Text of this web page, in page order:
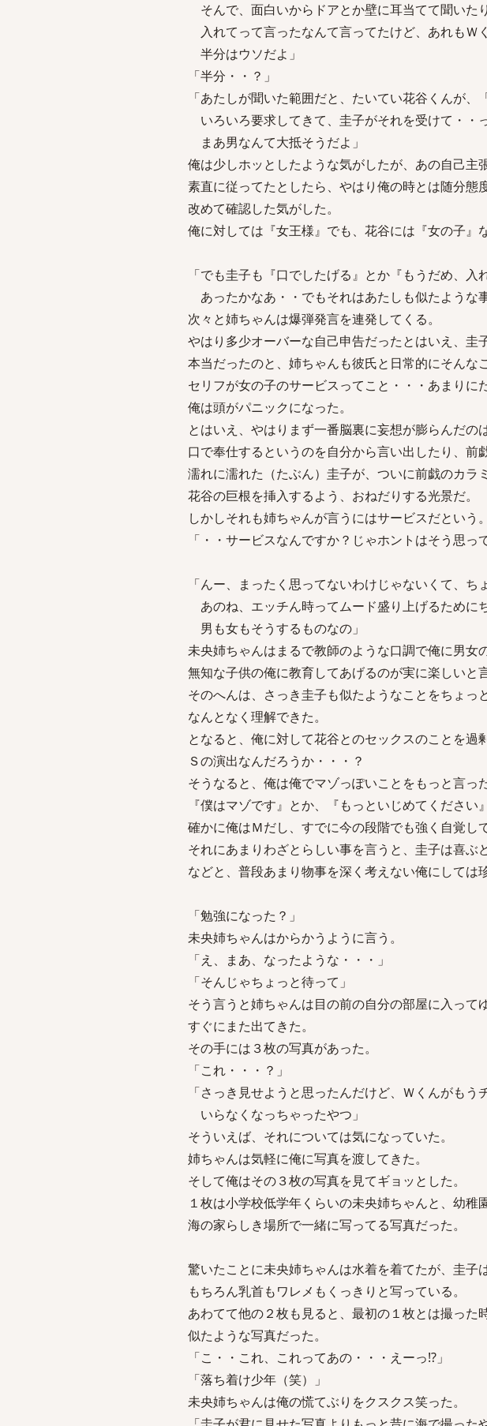
そんで、面白いからドアとか壁に耳当てて聞いた
入れてって言ったなんて言ってたけど、あれもＷ
半分はウソだよ」
「半分・・？」
「あたしが聞いた範囲だと、たいてい花谷くんが、
いろいろ要求してきて、圭子がそれを受けて・・
まあ男なんて大抵そうだよ」
俺は少しホッとしたような気がしたが、あの自己主
素直に従ってたとしたら、やはり俺の時とは随分態
改めて確認した気がした。
俺に対しては『女王様』でも、花谷には『女の子』な
「でも圭子も『口でしたげる』とか『もうだめ、入
あったかなあ・・でもそれはあたしも似たような
次々と姉ちゃんは爆弾発言を連発してくる。
やはり多少オーバーな自己申告だったとはいえ、圭
本当だったのと、姉ちゃんも彼氏と日常的にそんな
セリフが女の子のサービスってこと・・・あまりに
俺は頭がパニックになった。
とはいえ、やはりまず一番脳裏に妄想が膨らんだ
口で奉仕するというのを自分から言い出したり、前
濡れに濡れた（たぶん）圭子が、ついに前戯のカラ
花谷の巨根を挿入するよう、おねだりする光景だ。
しかしそれも姉ちゃんが言うにはサービスだという。
「・・サービスなんですか？じゃホントはそう思っ
「んー、まったく思ってないわけじゃないくて、
あのね、エッチん時ってムード盛り上げるために
男も女もそうするものなの」
未央姉ちゃんはまるで教師のような口調で俺に男女
無知な子供の俺に教育してあげるのが実に楽しいと
そのへんは、さっき圭子も似たようなことをちょっ
なんとなく理解できた。
となると、俺に対して花谷とのセックスのことを過
Ｓの演出なんだろうか・・・？
そうなると、俺は俺でマゾっぽいことをもっと言
『僕はマゾです』とか、『もっといじめてください
確かに俺はＭだし、すでに今の段階でも強く自覚
それにあまりわざとらしい事を言うと、圭子は喜ぶ
などと、普段あまり物事を深く考えない俺にしては
「勉強になった？」
未央姉ちゃんはからかうように言う。
「え、まあ、なったような・・・」
「そんじゃちょっと待って」
そう言うと姉ちゃんは目の前の自分の部屋に入って
すぐにまた出てきた。
その手には３枚の写真があった。
「これ・・・？」
「さっき見せようと思ったんだけど、Ｗくんがもう
いらなくなっちゃったやつ」
そういえば、それについては気になっていた。
姉ちゃんは気軽に俺に写真を渡してきた。
そして俺はその３枚の写真を見てギョッとした。
１枚は小学校低学年くらいの未央姉ちゃんと、幼稚
海の家らしき場所で一緒に写ってる写真だった。
驚いたことに未央姉ちゃんは水着を着てたが、圭子
もちろん乳首もワレメもくっきりと写っている。
あわてて他の２枚も見ると、最初の１枚とは撮った
似たような写真だった。
「こ・・これ、これってあの・・・えーっ!?」
「落ち着け少年（笑）」
未央姉ちゃんは俺の慌てぶりをクスクス笑った。